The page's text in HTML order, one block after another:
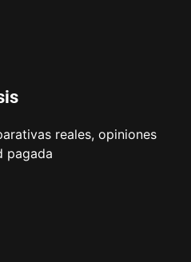
reales, opiniones
pagada